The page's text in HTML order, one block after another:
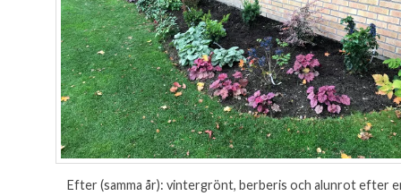
Efter (samma år): vintergrönt, berberis och alunrot efter